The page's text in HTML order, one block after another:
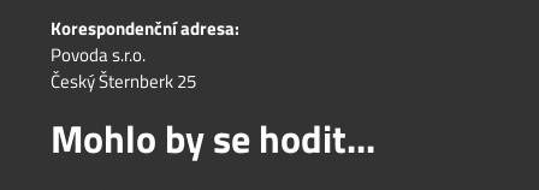
Korespondenční adresa:
Povoda s.r.o.
Český Šternberk 25
Mohlo by se hodit...